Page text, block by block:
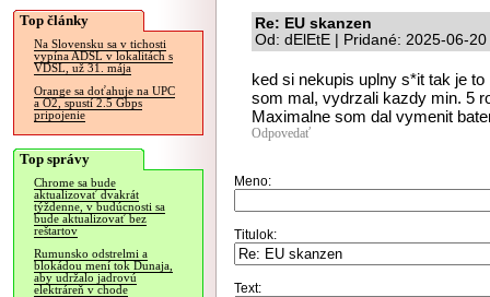
Top články
Na Slovensku sa v tichosti
vypína ADSL v lokalitách s
VDSL, už 31. mája
Orange sa doťahuje na UPC
a O2, spustí 2.5 Gbps
pripojenie
Top správy
Chrome sa bude
aktualizovať dvakrát
týždenne, v budúcnosti sa
bude aktualizovať bez
reštartov
Rumunsko odstrelmi a
blokádou mení tok Dunaja,
aby udržalo jadrovú
elektráreň v chode
Re: EU skanzen
Od: dElEtE | Pridané: 2025-06-
ked si nekupis uplny s*it tak je
som mal, vydrzali kazdy min. 5
Maximalne som dal vymenit
Odpovedať
Meno:
Titulok:
Text: